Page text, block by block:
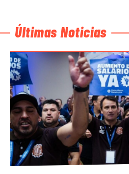
Últimas Noticias